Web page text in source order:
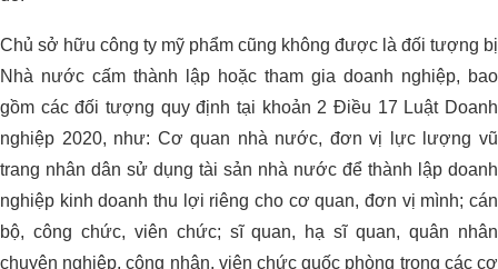
Chủ sở hữu công ty mỹ phẩm cũng không được là đối tượng bị
Nhà nước cấm thành lập hoặc tham gia doanh nghiệp, bao
gồm các đối tượng quy định tại khoản 2 Điều 17 Luật Doanh
nghiệp 2020, như: Cơ quan nhà nước, đơn vị lực lượng vũ
trang nhân dân sử dụng tài sản nhà nước để thành lập doanh
nghiệp kinh doanh thu lợi riêng cho cơ quan, đơn vị mình; cán
bộ, công chức, viên chức; sĩ quan, hạ sĩ quan, quân nhân
chuyên nghiệp, công nhân, viên chức quốc phòng trong các cơ